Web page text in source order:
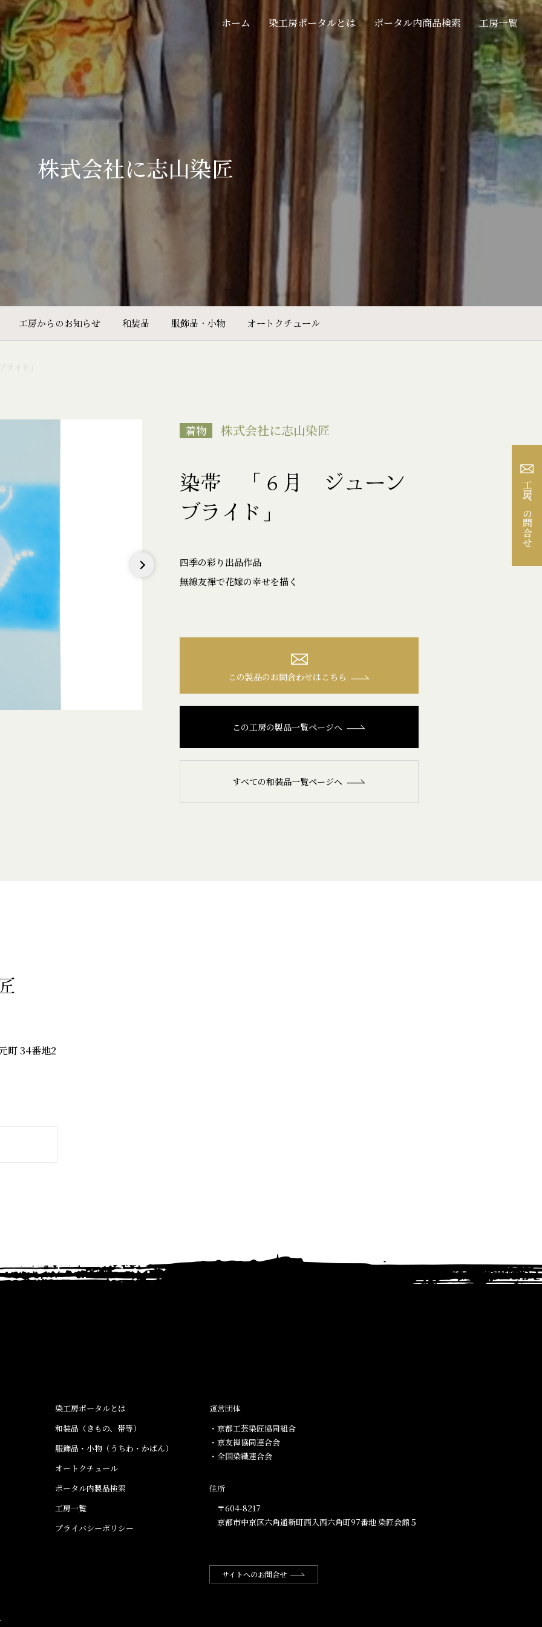
ホーム 染工房ポータルとは ポータル内商品検索 工房一覧
株式会社に志山染匠
工房からのお知らせ 和装品 服飾品・小物 オートクチュール
工房への問合せ
イド」
着物 株式会社に志山染匠
染帯 「６月 ジューン
ブライド」
四季の彩り出品作品
無線友禅で花嫁の幸せを描く
この製品のお問合わせはこちら
この工房の製品一覧ページへ
すべての和装品一覧ページへ
町 34番地2
染工房ポータルとは
和装品（きもの、帯等）​
服飾品・小物​（うちわ・かばん）
オートクチュール
ポータル内製品検索
工房一覧
プライバシーポリシー
運営団体
・京都工芸染匠協同組合​
・京友禅協同連合会
・全国染織連合会
住所
〒604-8217
京都市中京区六角通新町西入西六角町97番地​ 染匠会館５
サイトへのお問合せ